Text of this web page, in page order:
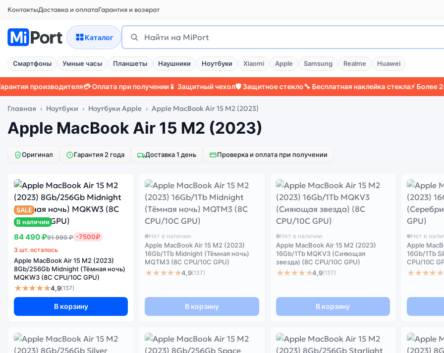
КонтактыДоставка и оплатаГарантия и возврат
Каталог
Поиск
Найти
Смартфоны Умные часы Планшеты Наушники Ноутбуки Xiaomi Apple Samsung Realme Huawei
производителя💳 Оплата при получении📱 Защитный чехол🛡️ Защитное стекло🔧 Бесплатная наклейка стекла⚡ Более 2000
Главная Ноутбуки Ноутбуки Apple Apple MacBook Air 15 M2 (2023)
Apple MacBook Air 15 M2 (2023)
Оригинал Гарантия 2 года Доставка 1 день Проверка и оплата при получении
SALE
В наличии
84 490 ₽91 990 ₽ -7500₽
3 шт. осталось
Apple MacBook Air 15 M2 (2023)
8Gb/256Gb Midnight (Тёмная ночь)
MQKW3 (8C CPU/10C GPU)
★★★★★4,9(137)
В корзину
Нет в наличии
Apple MacBook Air 15 M2 (2023)
16Gb/1Tb Midnight (Тёмная ночь)
MQTM3 (8C CPU/10C GPU)
★★★★★4,9(137)
В корзину
Нет в наличии
Apple MacBook Air 15 M2 (2023)
16Gb/1Tb MQKV3 (Сияющая
звезда) (8C CPU/10C GPU)
★★★★★4,9(137)
В корзину
Нет в
Apple
16Gb/1Tb
CPU/10C
★★★★★